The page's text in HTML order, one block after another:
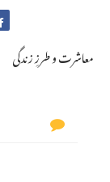
معاشرت و طرزِ زندگی